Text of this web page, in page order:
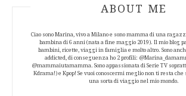
ABOUT AUTHOR
ABOUT ME
Ciao sono Marina, vivo a Milano e sono mamma di una
bambina di 6 anni (nata a fine maggio 2019). Il mio blog
bambini, ricette, viaggi in famiglia e molto altro. Sono
addicted, di conseguenza ho 2 profili:
@mammaiutamamma. Sono appassionata di Serie TV
Kdrama!) e Kpop! Se vuoi conoscermi meglio non ti resta
una sorta di viaggio nel mio mondo.